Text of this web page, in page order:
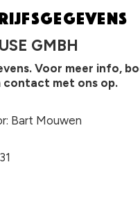
GMBH
Voor meer info,
contact met ons op.
Bart Mouwen